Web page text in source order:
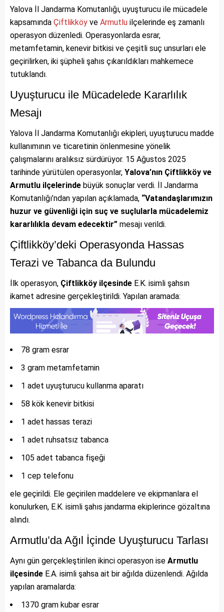
Yalova İl Jandarma Komutanlığı, uyuşturucu ile mücadele
kapsamında Çiftlikköy ve Armutlu ilçelerinde eş zamanlı
operasyon düzenledi. Operasyonlarda esrar,
metamfetamin, kenevir bitkisi ve çeşitli suç unsurları ele
geçirilirken, iki şüpheli şahıs çıkarıldıkları mahkemece
tutuklandı.
Uyuşturucu ile Mücadelede Kararlılık
Mesajı
Yalova İl Jandarma Komutanlığı ekipleri, uyuşturucu madde
kullanımının ve ticaretinin önlenmesine yönelik
çalışmalarını aralıksız sürdürüyor. 15 Ağustos 2025
tarihinde yürütülen operasyonlar, Yalova’nın Çiftlikköy ve
Armutlu ilçelerinde büyük sonuçlar verdi. İl Jandarma
Komutanlığı’ndan yapılan açıklamada, “Vatandaşlarımızın
huzur ve güvenliği için suç ve suçlularla mücadelemiz
kararlılıkla devam edecektir” mesajı verildi.
Çiftlikköy’deki Operasyonda Hassas
Terazi ve Tabanca da Bulundu
İlk operasyon, Çiftlikköy ilçesinde E.K. isimli şahsın
ikamet adresine gerçekleştirildi. Yapılan aramada:
78 gram esrar
3 gram metamfetamin
1 adet uyuşturucu kullanma aparatı
58 kök kenevir bitkisi
1 adet hassas terazi
1 adet ruhsatsız tabanca
105 adet tabanca fişeği
1 cep telefonu
ele geçirildi. Ele geçirilen maddelere ve ekipmanlara el
konulurken, E.K. isimli şahıs jandarma ekiplerince gözaltına
alındı.
Armutlu’da Ağıl İçinde Uyuşturucu Tarlası
Aynı gün gerçekleştirilen ikinci operasyon ise Armutlu
ilçesinde E.A. isimli şahsa ait bir ağılda düzenlendi. Ağılda
yapılan aramalarda:
1370 gram kubar esrar